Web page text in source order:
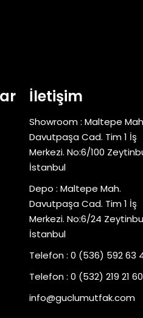
İletişim
Showroom : Maltepe
Davutpaşa Cad. Tim 1 İş
Merkezi. No:6/100
İstanbul
Depo : Maltepe Mah.
Davutpaşa Cad. Tim 1 İş
Merkezi. No:6/24
İstanbul
Telefon : 0 (536) 592 63
Telefon : 0 (532) 219 21 60
info@guclumutfak.com